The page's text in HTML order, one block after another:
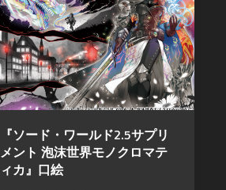
『ソード・ワールド2.5サプリ
メント 泡沫世界モノクロマテ
ィカ』口絵